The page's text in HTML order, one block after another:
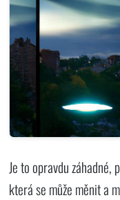
Je to opravdu záhadné,
která se může měnit a